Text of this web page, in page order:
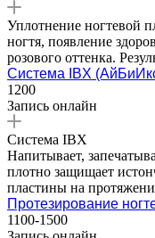
Уплотнение ногтевой
ногтя, появление
розового оттенка.
Система IBX
1200
Запись онлайн
Система IBX
Напитывает,
плотно защищает
пластины на
Протезирование
1100-1500